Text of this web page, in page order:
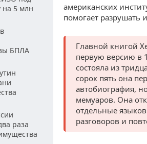
на 5 млн
БПЛА
раза
американских
помогает разрушать
Главной книгой
первую версию в
состояла из
сорок пять она
автобиография,
мемуаров. Она
отдельные
разговоров и